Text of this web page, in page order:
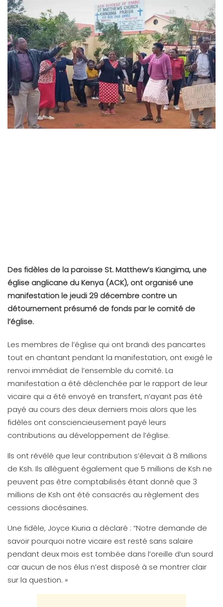
Des fidèles de la paroisse St. Matthew’s Kiangima, une
église anglicane du Kenya (ACK), ont organisé une
manifestation le jeudi 29 décembre contre un
détournement présumé de fonds par le comité de
l’église.
Les membres de l’église qui ont brandi des pancartes
tout en chantant pendant la manifestation, ont exigé le
renvoi immédiat de l’ensemble du comité. La
manifestation a été déclenchée par le rapport de leur
vicaire qui a été envoyé en transfert, n’ayant pas été
payé au cours des deux derniers mois alors que les
fidèles ont consciencieusement payé leurs
contributions au développement de l’église.
Ils ont révélé que leur contribution s’élevait à 8 millions
de Ksh. Ils allèguent également que 5 millions de Ksh ne
peuvent pas être comptabilisés étant donné que 3
millions de Ksh ont été consacrés au règlement des
cessions diocésaines.
Une fidèle, Joyce Kiuria a déclaré : “Notre demande de
savoir pourquoi notre vicaire est resté sans salaire
pendant deux mois est tombée dans l’oreille d’un sourd
car aucun de nos élus n’est disposé à se montrer clair
sur la question. »